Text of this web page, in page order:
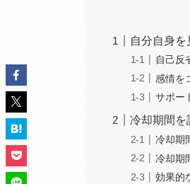
自分自身
自己反
感情を
サポー
冷却期間を
冷却期
冷却期
効果的